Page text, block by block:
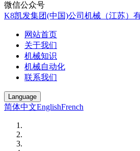
微信公众号
K8凯发集团(中国)公司机械（江苏）
网站首页
关于我们
机械知识
机械自动化
联系我们
Language
简体中文EnglishFrench